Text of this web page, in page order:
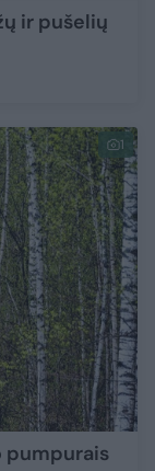
ir pušelių
1
pumpurais